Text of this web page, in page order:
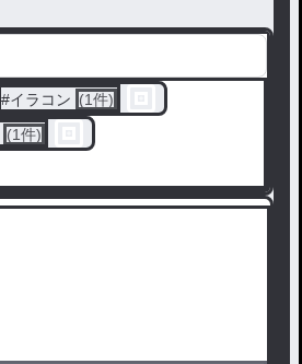
#イラコン (1件)
(1件)